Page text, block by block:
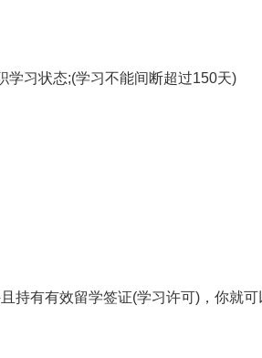
学习状态;(学习不能间断超过150天)
持有有效留学签证(学习许可)，你就可